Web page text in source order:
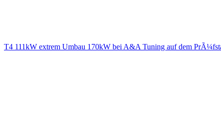
T4 111kW extrem Umbau 170kW bei A&A Tuning auf dem